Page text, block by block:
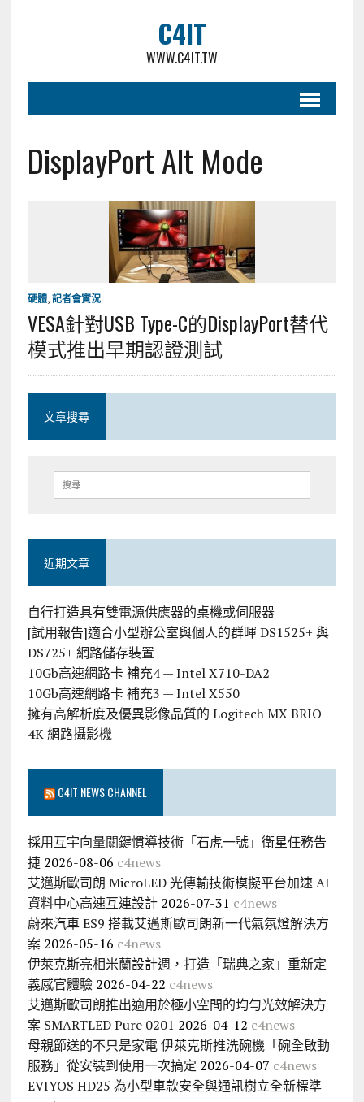
C4IT
WWW.C4IT.TW
DisplayPort Alt Mode
硬體, 記者會實況
VESA針對USB Type-C的DisplayPort替代
模式推出早期認證測試
文章搜尋
近期文章
自行打造具有雙電源供應器的桌機或伺服器
[試用報告]適合小型辦公室與個人的群暉 DS1525+ 與
DS725+ 網路儲存裝置
10Gb高速網路卡 補充4 — Intel X710-DA2
10Gb高速網路卡 補充3 — Intel X550
擁有高解析度及優異影像品質的 Logitech MX BRIO
4K 網路攝影機
C4IT NEWS CHANNEL
採用互宇向量關鍵慣導技術「石虎一號」衛星任務告
捷 2026-08-06 c4news
艾邁斯歐司朗 MicroLED 光傳輸技術模擬平台加速 AI
資料中心高速互連設計 2026-07-31 c4news
蔚來汽車 ES9 搭載艾邁斯歐司朗新一代氣氛燈解決方
案 2026-05-16 c4news
伊萊克斯亮相米蘭設計週，打造「瑞典之家」重新定
義感官體驗 2026-04-22 c4news
艾邁斯歐司朗推出適用於極小空間的均勻光效解決方
案 SMARTLED Pure 0201 2026-04-12 c4news
母親節送的不只是家電 伊萊克斯推洗碗機「碗全啟動
服務」從安裝到使用一次搞定 2026-04-07 c4news
EVIYOS HD25 為小型車款安全與通訊樹立全新標準